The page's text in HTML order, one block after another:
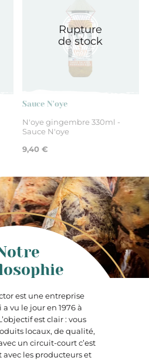
Lorsque votre commande
préparation”, il ne vous sera
Rupture
de stock
Sauce N'oye
N'oye gingembre 330ml -
Sauce N'oye
9,40 €
est une entreprise
vu le jour en 1976 à
est clair : vous
locaux, de qualité,
un circuit-court c’est
avec les producteurs et